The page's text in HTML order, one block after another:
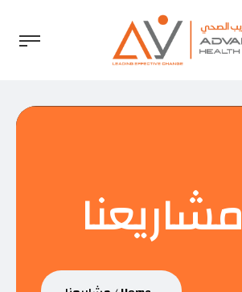
مشاريعنا